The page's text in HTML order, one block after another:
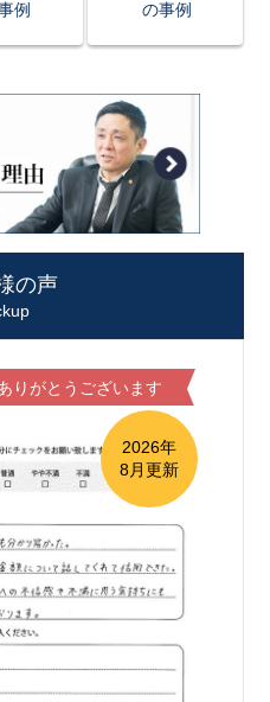
例 の事例
の声
りがとうございます
2026年
8月更新